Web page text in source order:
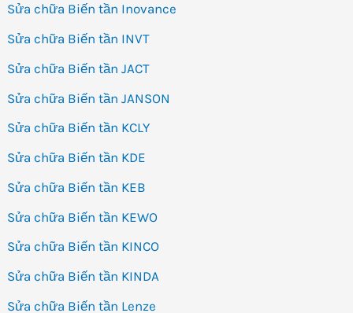
Sửa chữa Biến tần Inovance
Sửa chữa Biến tần INVT
Sửa chữa Biến tần JACT
Sửa chữa Biến tần JANSON
Sửa chữa Biến tần KCLY
Sửa chữa Biến tần KDE
Sửa chữa Biến tần KEB
Sửa chữa Biến tần KEWO
Sửa chữa Biến tần KINCO
Sửa chữa Biến tần KINDA
Sửa chữa Biến tần Lenze